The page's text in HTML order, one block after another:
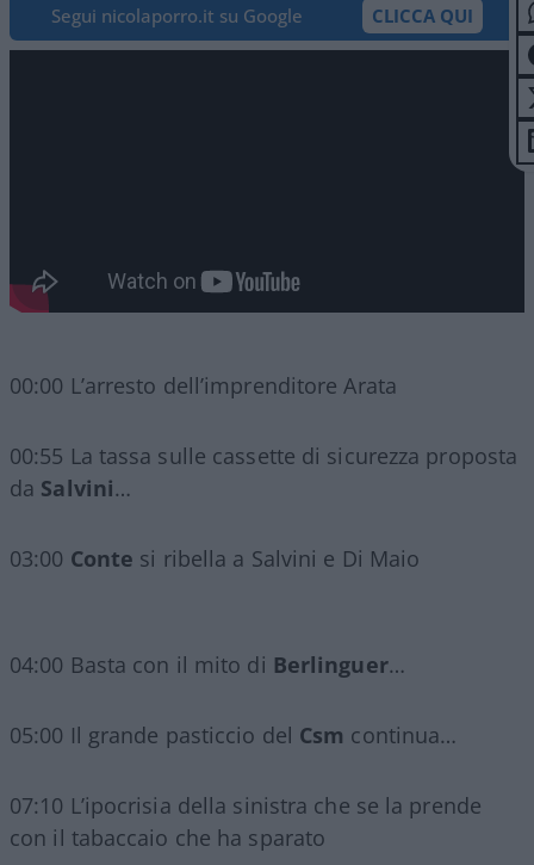
Segui nicolaporro.it su Google CLICCA QUI
00:00 L’arresto dell’imprenditore Arata
00:55 La tassa sulle cassette di sicurezza proposta
da Salvini…
03:00 Conte si ribella a Salvini e Di Maio
04:00 Basta con il mito di Berlinguer…
05:00 Il grande pasticcio del Csm continua…
07:10 L’ipocrisia della sinistra che se la prende
con il tabaccaio che ha sparato